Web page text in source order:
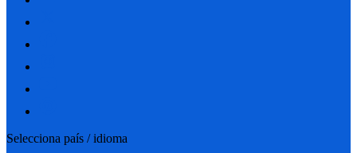
Selecciona país / idioma